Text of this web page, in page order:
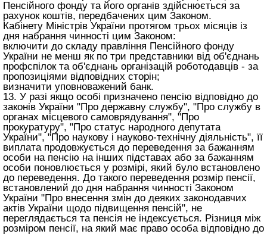
Пенсійного фонду та його органів здійснюється за
рахунок коштів, передбачених цим Законом.
Кабінету Міністрів України протягом трьох місяців із
дня набрання чинності цим Законом:
включити до складу правління Пенсійного фонду
України не менш як по три представники від об'єднань
профспілок та об'єднань організацій роботодавців - за
пропозиціями відповідних сторін;
визначити уповноважений банк.
13. У разі якщо особі призначено пенсію відповідно до
законів України "Про державну службу", "Про службу в
органах місцевого самоврядування", "Про
прокуратуру", "Про статус народного депутата
України", "Про наукову і науково-технічну діяльність", її
виплата продовжується до переведення за бажанням
особи на пенсію на інших підставах або за бажанням
особи поновлюється у розмірі, який було встановлено
до переведення. До такого переведення розмір пенсії,
встановлений до дня набрання чинності Законом
України "Про внесення змін до деяких законодавчих
актів України щодо підвищення пенсій", не
переглядається та пенсія не індексується. Різниця між
розміром пенсії, на який має право особа відповідно до